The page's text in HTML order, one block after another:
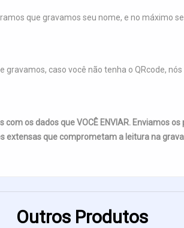
que gravamos seu nome, e no máximo
caso você não tenha o QRcode,
os dados que VOCÊ ENVIAR. Enviamos
extensas que comprometam a leitura na
Outros Produtos